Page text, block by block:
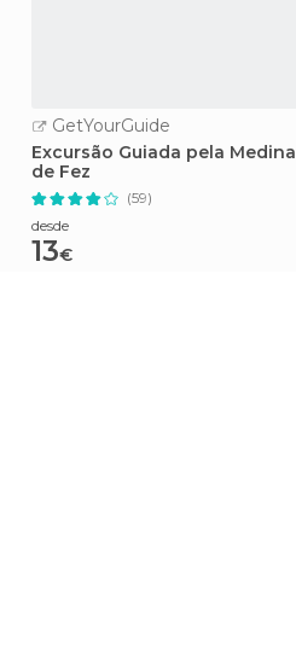
GetYourGuide
Excursão Guiada pela Medina
de Fez
(59)
desde
13€